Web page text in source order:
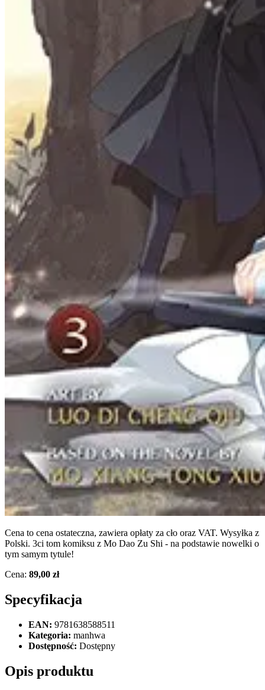
Cena to cena ostateczna, zawiera opłaty za cło oraz VAT. Wysyłka z
Polski. 3ci tom komiksu z Mo Dao Zu Shi - na podstawie nowelki o
tym samym tytule!
Cena: 89,00 zł
Specyfikacja
EAN: 9781638588511
Kategoria: manhwa
Dostępność: Dostępny
Opis produktu